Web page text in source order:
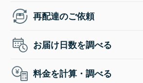
再配達のご依頼
お届け日数を調べる
料金を計算・調べる